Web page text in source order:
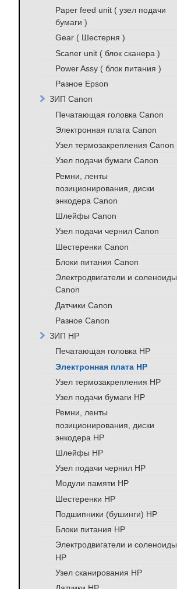
Paper feed unit ( узел подачи
бумаги )
Gear ( Шестерня )
Scaner unit ( блок сканера )
Power Assy ( блок питания )
Разное Epson
ЗИП Canon
Печатающая головка Canon
Электронная плата Canon
Узел термозакрепления Canon
Узел подачи бумаги Canon
Ремни, ленты
позиционирования, диски
энкодера Canon
Шлейфы Canon
Узел подачи чернил Canon
Шестеренки Canon
Блоки питания Canon
Электродвигатели и соленоиды
Canon
Датчики Canon
Разное Canon
ЗИП HP
Печатающая головка HP
Электронная плата HP
Узел термозакрепления HP
Узел подачи бумаги HP
Ремни, ленты
позиционирования, диски
энкодера HP
Шлейфы HP
Узел подачи чернил HP
Модули памяти HP
Шестеренки HP
Подшипники (бушинги) HP
Блоки питания HP
Электродвигатели и соленоиды
HP
Узел сканирования HP